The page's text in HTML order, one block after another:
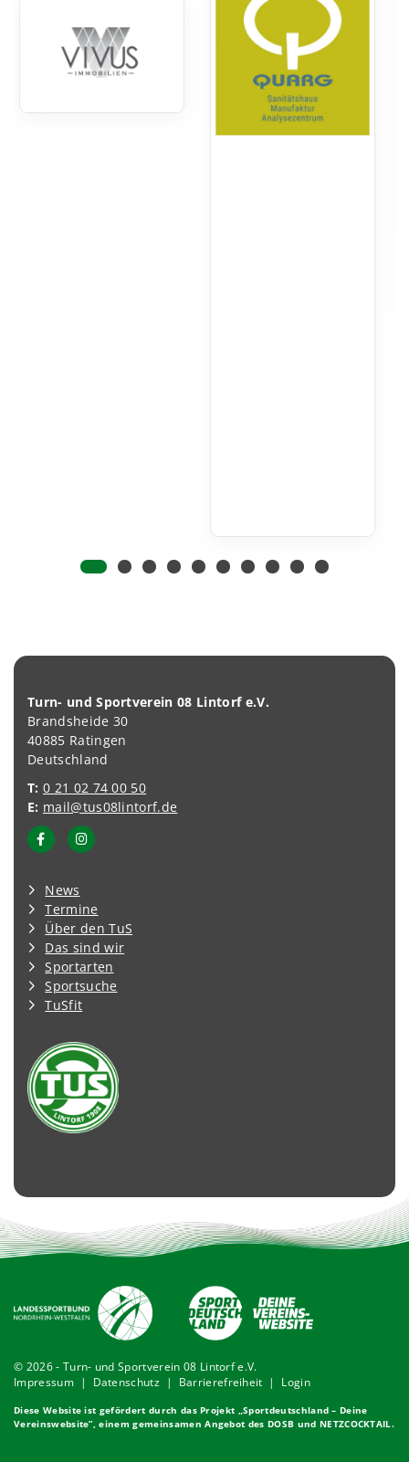
Turn- und Sportverein 08 Lintorf e.V.
Brandsheide 30
40885 Ratingen
Deutschland
T: 0 21 02 74 00 50
E: mail@tus08lintorf.de
News
Termine
Über den TuS
Das sind wir
Sportarten
Sportsuche
TuSfit
© 2026 - Turn- und Sportverein 08 Lintorf e.V.
Impressum| Datenschutz | Barrierefreiheit | Login
Diese Website ist gefördert durch das Projekt „Sportdeutschland – Deine
Vereinswebsite”, einem gemeinsamen Angebot des DOSB und NETZCOCKTAIL.